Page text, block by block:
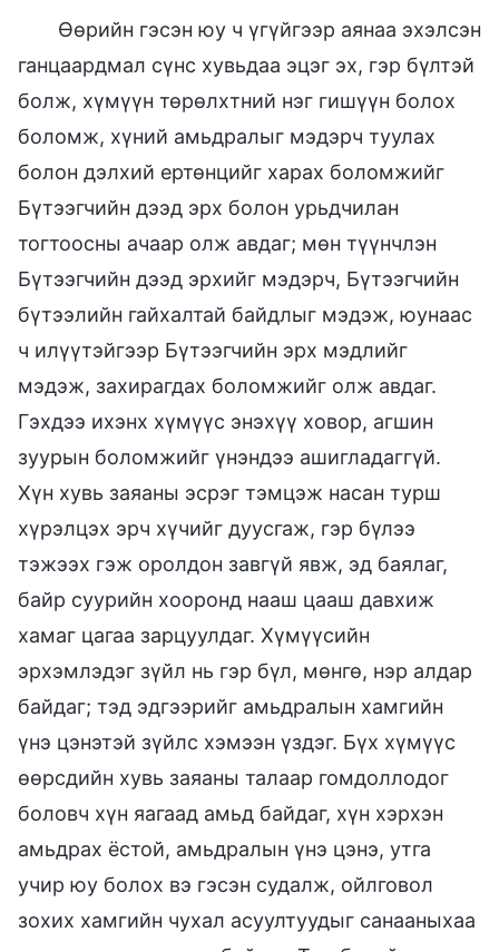
Өөрийн гэсэн юу ч үгүйгээр аянаа эхэлсэн
ганцаардмал сүнс хувьдаа эцэг эх, гэр бүлтэй
болж, хүмүүн төрөлхтний нэг гишүүн болох
боломж, хүний амьдралыг мэдэрч туулах
болон дэлхий ертөнцийг харах боломжийг
Бүтээгчийн дээд эрх болон урьдчилан
тогтоосны ачаар олж авдаг; мөн түүнчлэн
Бүтээгчийн дээд эрхийг мэдэрч, Бүтээгчийн
бүтээлийн гайхалтай байдлыг мэдэж, юунаас
ч илүүтэйгээр Бүтээгчийн эрх мэдлийг
мэдэж, захирагдах боломжийг олж авдаг.
Гэхдээ ихэнх хүмүүс энэхүү ховор, агшин
зуурын боломжийг үнэндээ ашигладаггүй.
Хүн хувь заяаны эсрэг тэмцэж насан турш
хүрэлцэх эрч хүчийг дуусгаж, гэр бүлээ
тэжээх гэж оролдон завгүй явж, эд баялаг,
байр суурийн хооронд нааш цааш давхиж
хамаг цагаа зарцуулдаг. Хүмүүсийн
эрхэмлэдэг зүйл нь гэр бүл, мөнгө, нэр алдар
байдаг; тэд эдгээрийг амьдралын хамгийн
үнэ цэнэтэй зүйлс хэмээн үздэг. Бүх хүмүүс
өөрсдийн хувь заяаны талаар гомдоллодог
боловч хүн яагаад амьд байдаг, хүн хэрхэн
амьдрах ёстой, амьдралын үнэ цэнэ, утга
учир юу болох вэ гэсэн судалж, ойлговол
зохих хамгийн чухал асуултуудыг санааныхаа